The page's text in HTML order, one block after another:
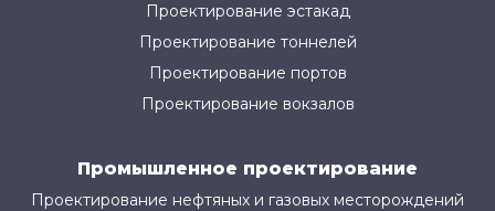
Проектирование эстакад
Проектирование тоннелей
Проектирование портов
Проектирование вокзалов
Промышленное проектирование
Проектирование нефтяных и газовых месторождений